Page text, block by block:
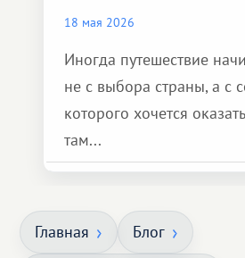
18 мая 2026
Иногда путешествие
не с выбора страны, а с
которого хочется
там...
Главная Блог